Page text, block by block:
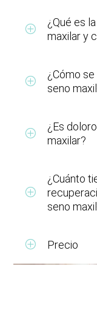
¿Qué es
maxilar y
¿Cómo
seno
¿Es
maxilar?
¿Cuánto
seno
Precio